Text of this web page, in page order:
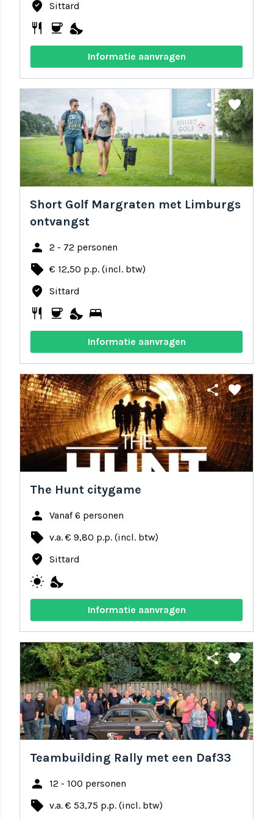
where_to_vote Sittard
restaurant coffee nights_stay
Informatie aanvragen
share favorite
Short Golf Margraten met Limburgs
ontvangst
person 2 - 72 personen
local_offer € 12,50 p.p. (incl. btw)
where_to_vote Sittard
restaurant coffee nights_stay bed
Informatie aanvragen
share favorite
The Hunt citygame
person Vanaf 6 personen
local_offer v.a. € 9,80 p.p. (incl. btw)
where_to_vote Sittard
wb_sunny nights_stay
Informatie aanvragen
share favorite
Teambuilding Rally met een Daf33
person 12 - 100 personen
local_offer v.a. € 53,75 p.p. (incl. btw)